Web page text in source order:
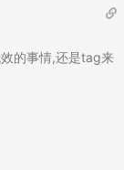
的事情,还是tag来